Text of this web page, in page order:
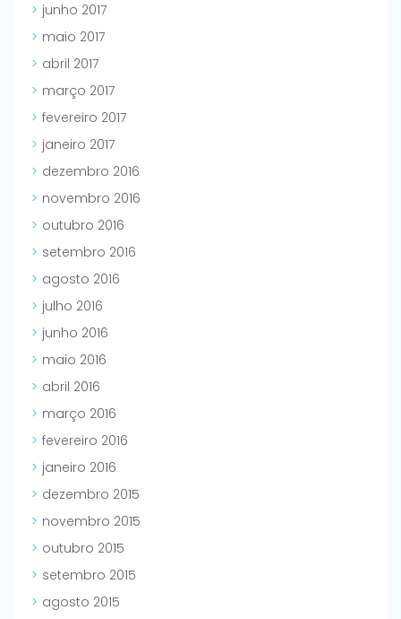
junho 2017
maio 2017
abril 2017
março 2017
fevereiro 2017
janeiro 2017
dezembro 2016
novembro 2016
outubro 2016
setembro 2016
agosto 2016
julho 2016
junho 2016
maio 2016
abril 2016
março 2016
fevereiro 2016
janeiro 2016
dezembro 2015
novembro 2015
outubro 2015
setembro 2015
agosto 2015